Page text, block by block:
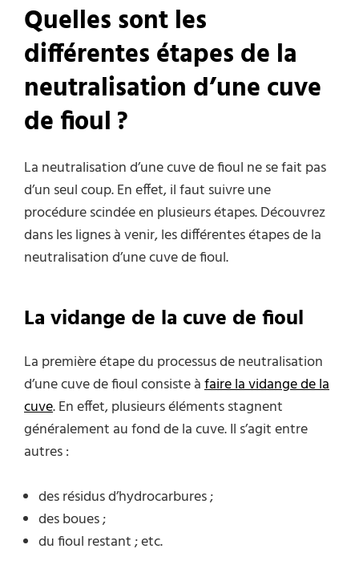
Quelles sont les
différentes étapes de la
neutralisation d’une cuve
de fioul ?
La neutralisation d’une cuve de fioul ne se fait pas
d’un seul coup. En effet, il faut suivre une
procédure scindée en plusieurs étapes. Découvrez
dans les lignes à venir, les différentes étapes de la
neutralisation d’une cuve de fioul.
La vidange de la cuve de fioul
La première étape du processus de neutralisation
d’une cuve de fioul consiste àfaire la vidange de la
cuve. En effet, plusieurs éléments stagnent
généralement au fond de la cuve. Il s’agit entre
autres :
des résidus d’hydrocarbures ;
des boues ;
du fioul restant ; etc.